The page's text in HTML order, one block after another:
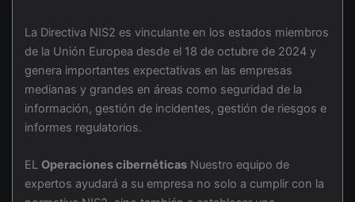
La Directiva NIS2 es vinculante en los estados miembros
de la Unión Europea desde el 18 de octubre de 2024 y
genera importantes expectativas en las empresas
medianas y grandes en áreas como seguridad de la
información, gestión de incidentes, gestión de riesgos e
informes regulatorios.
EL Operaciones cibernéticas Nuestro equipo de
expertos ayudará a su empresa no solo a cumplir con la